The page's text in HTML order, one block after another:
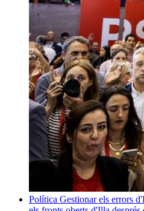
Política Gestionar els errors